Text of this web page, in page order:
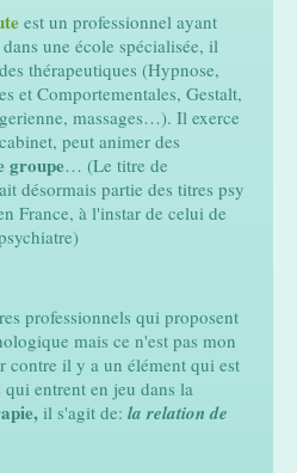
est un professionnel ayant
une école spécialisée, il
thérapeutiques (Hypnose,
et Comportementales, Gestalt,
massages…). Il exerce
peut animer des
groupe… (Le titre de
désormais partie des titres psy
France, à l'instar de celui de
professionnels qui proposent
mais ce n'est pas mon
contre il y a un élément qui est
qui entrent en jeu dans la
il s'agit de: la relation de